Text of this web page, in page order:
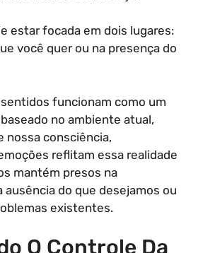
estar focada em dois lugares:
você quer ou na presença do
funcionam como um
no ambiente atual,
nossa consciência,
reflitam essa realidade
mantém presos na
ausência do que desejamos ou
existentes.
O Controle Da